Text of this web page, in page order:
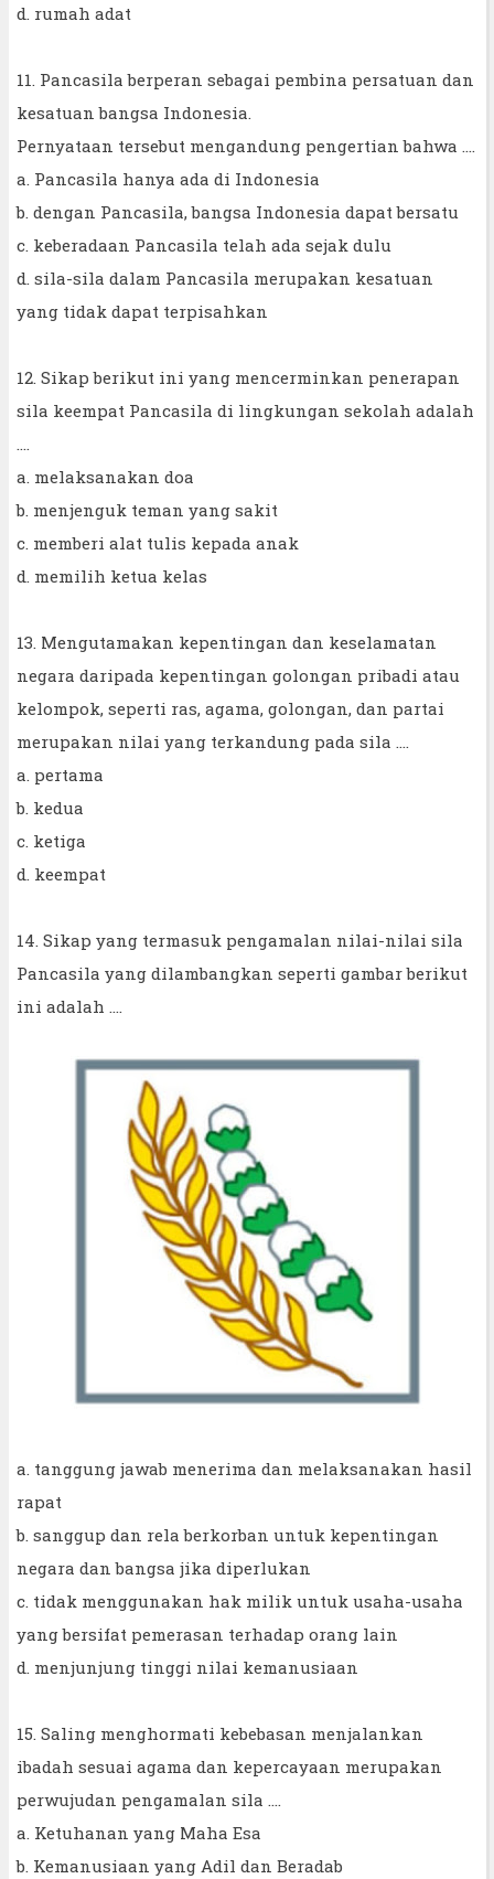
d. rumah adat
11. Pancasila berperan sebagai pembina persatuan dan
kesatuan bangsa Indonesia.
Pernyataan tersebut mengandung pengertian bahwa ....
a. Pancasila hanya ada di Indonesia
b. dengan Pancasila, bangsa Indonesia dapat bersatu
c. keberadaan Pancasila telah ada sejak dulu
d. sila-sila dalam Pancasila merupakan kesatuan
yang tidak dapat terpisahkan
12. Sikap berikut ini yang mencerminkan penerapan
sila keempat Pancasila di lingkungan sekolah adalah
a. melaksanakan doa
b. menjenguk teman yang sakit
c. memberi alat tulis kepada anak
d. memilih ketua kelas
13. Mengutamakan kepentingan dan keselamatan
negara daripada kepentingan golongan pribadi atau
kelompok, seperti ras, agama, golongan, dan partai
merupakan nilai yang terkandung pada sila ....
a. pertama
b. kedua
c. ketiga
d. keempat
14. Sikap yang termasuk pengamalan nilai-nilai sila
Pancasila yang dilambangkan seperti gambar berikut
ini adalah ….
a. tanggung jawab menerima dan melaksanakan hasil
rapat
b. sanggup dan rela berkorban untuk kepentingan
negara dan bangsa jika diperlukan
c. tidak menggunakan hak milik untuk usaha-usaha
yang bersifat pemerasan terhadap orang lain
d. menjunjung tinggi nilai kemanusiaan
15. Saling menghormati kebebasan menjalankan
ibadah sesuai agama dan kepercayaan merupakan
perwujudan pengamalan sila ....
a. Ketuhanan yang Maha Esa
b. Kemanusiaan yang Adil dan Beradab